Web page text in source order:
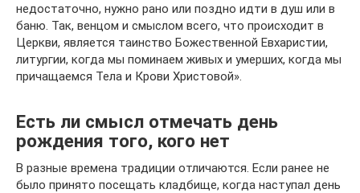
недостаточно, нужно рано или поздно идти в душ или в
баню. Так, венцом и смыслом всего, что происходит в
Церкви, является таинство Божественной Евхаристии,
литургии, когда мы поминаем живых и умерших, когда мы
причащаемся Тела и Крови Христовой».
Есть ли смысл отмечать день
рождения того, кого нет
В разные времена традиции отличаются. Если ранее не
было принято посещать кладбище, когда наступал день